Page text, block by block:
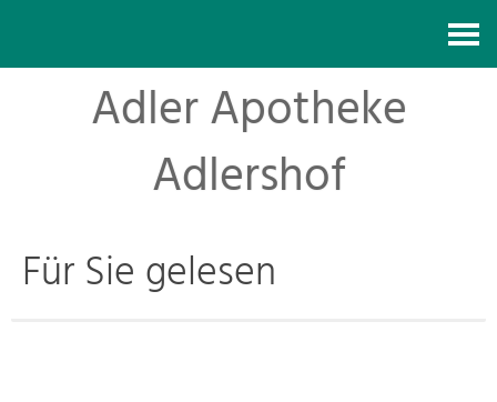
Adler Apotheke
Adlershof
Für Sie gelesen